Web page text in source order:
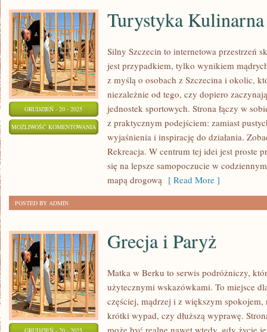
LODOWE
GRUDZIEŃ - 20 - 2025
MOŻLIWOŚĆ KOMENTOWANIA TURYSTYKA
KULINARNA
ŚWINOUJŚCIE
Turystyka
Silny Szczecin to internetowa przestrzeń
jest przypadkiem, tylko wynikiem
z myślą o osobach z Szczecina i okolic,
niezależnie od tego, czy dopiero
jednostek sportowych. Strona łączy w
z praktycznym podejściem: zamiast
wyjaśnienia i inspirację do działania.
Rekreacja. W centrum tej idei jest proste
się na lepsze samopoczucie w
mapą drogową [ Read More ]
POSTED BY ADMIN
GRUDZIEŃ - 20 - 2025
Grecja i Paryż
Matka w Berku to serwis podróżniczy,
użytecznymi wskazówkami. To miejsce
częściej, mądrzej i z większym
krótki wypad, czy dłuższą wyprawę.
może być realne nawet wtedy, gdy życie